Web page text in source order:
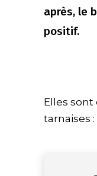
après, le
positif.
Elles sont
tarnaises :